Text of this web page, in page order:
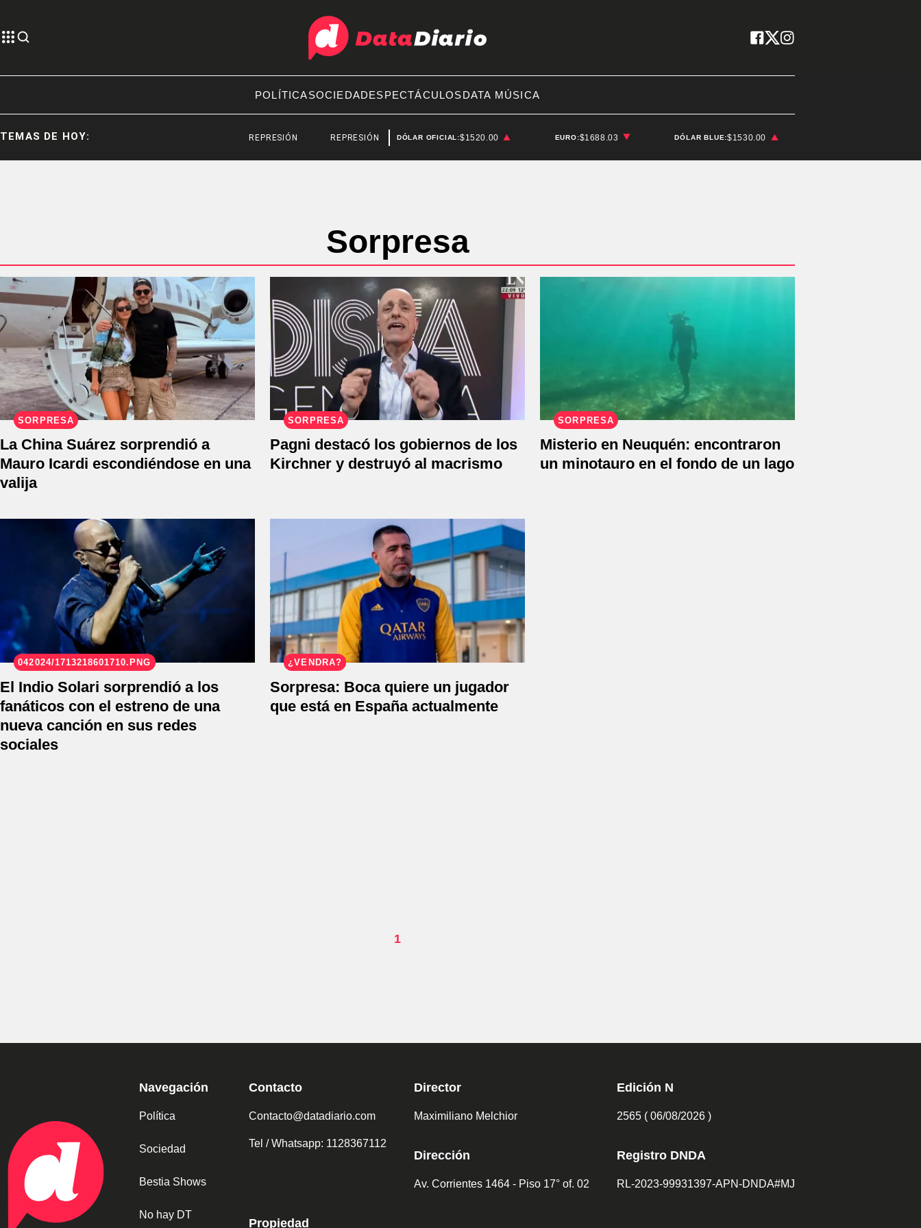
POLÍTICASOCIEDADESPECTÁCULOSDATA MÚSICA
TEMAS DE HOY: REPRESIÓN REPRESIÓN SANTIAGO BAUSILI
DÓLAR OFICIAL:$1520.00 EURO:$1688.03 DÓLAR BLUE:$1530.00
Sorpresa
SORPRESA
La China Suárez sorprendió a
Mauro Icardi escondiéndose en una
valija
SORPRESA
Pagni destacó los gobiernos de los
Kirchner y destruyó al macrismo
SORPRESA
Misterio en Neuquén: encontraron
un minotauro en el fondo de un lago
042024/1713218601710.PNG
El Indio Solari sorprendió a los
fanáticos con el estreno de una
nueva canción en sus redes
sociales
¿VENDRÁ?
Sorpresa: Boca quiere un jugador
que está en España actualmente
1
Navegación
Política
Sociedad
Bestia Shows
No hay DT
Contacto
Contacto@datadiario.com
Tel / Whatsapp: 1128367112
Propiedad
Director
Maximiliano Melchior
Dirección
Av. Corrientes 1464 - Piso 17° of. 02
Edición N
2565 ( 06/08/2026 )
Registro DNDA
RL-2023-99931397-APN-DNDA#MJ